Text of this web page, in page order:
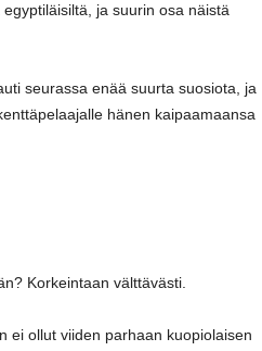
ja suurin osa näistä
seurassa enää suurta suosiota, ja
hänen kaipaamaansa
Korkeintaan välttävästi.
ei ollut viiden parhaan kuopiolaisen